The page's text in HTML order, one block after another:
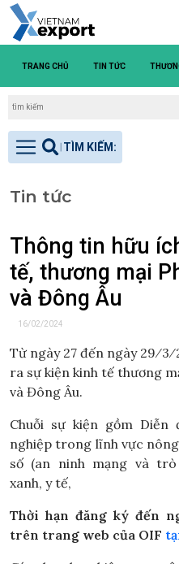
TRANG CHỦ TIN TỨC
Tin tức
Thông tin hữu
tế, thương mại
và Đông Âu
16/02/2024
Từ ngày 27 đến ngày
ra sự kiện kinh tế thương
và Đông Âu.
Chuỗi sự kiện gồm
nghiệp trong lĩnh vực
số (an ninh mạng và
xanh, y tế,
Thời hạn đăng ký đến
trên trang web của OIF